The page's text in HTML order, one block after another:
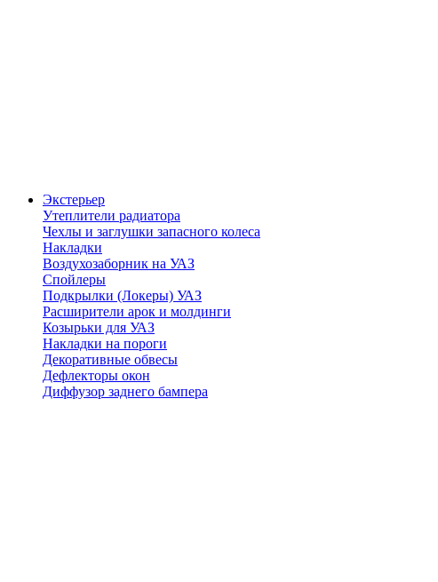
Экстерьер
Утеплители радиатора
Чехлы и заглушки запасного колеса
Накладки
Воздухозаборник на УАЗ
Спойлеры
Подкрылки (Локеры) УАЗ
Расширители арок и молдинги
Козырьки для УАЗ
Накладки на пороги
Декоративные обвесы
Дефлекторы окон
Диффузор заднего бампера